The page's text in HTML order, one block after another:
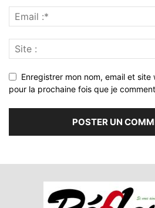
Enregistrer mon nom, email et
pour la prochaine fois que je